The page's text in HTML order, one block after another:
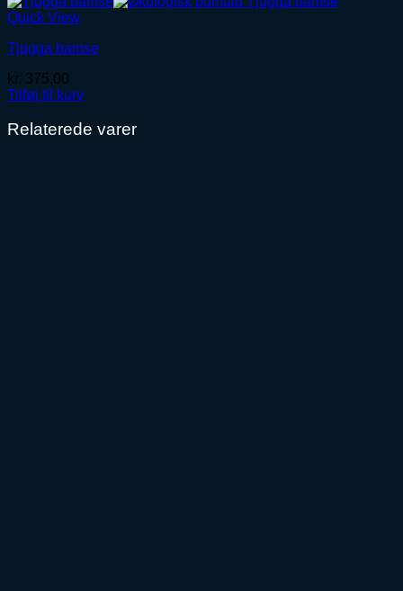
Quick View
Tjugga bamse
kr. 375,00
Tilføj til kurv
Relaterede varer